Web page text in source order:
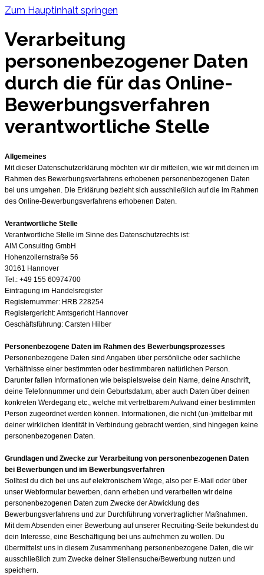
Zum Hauptinhalt springen
Verarbeitung
personenbezogener Daten
durch die für das Online-
Bewerbungsverfahren
verantwortliche Stelle
Allgemeines
Mit dieser Datenschutzerklärung möchten wir dir mitteilen, wie wir mit deinen im
Rahmen des Bewerbungsverfahrens erhobenen personenbezogenen Daten
bei uns umgehen. Die Erklärung bezieht sich ausschließlich auf die im Rahmen
des Online-Bewerbungsverfahrens erhobenen Daten.
Verantwortliche Stelle
Verantwortliche Stelle im Sinne des Datenschutzrechts ist:
AIM Consulting GmbH
Hohenzollernstraße 56
30161 Hannover
Tel.: +49 155 60974700
Eintragung im Handelsregister
Registernummer: HRB 228254
Registergericht: Amtsgericht Hannover
Geschäftsführung: Carsten Hilber
Personenbezogene Daten im Rahmen des Bewerbungsprozesses
Personenbezogene Daten sind Angaben über persönliche oder sachliche
Verhältnisse einer bestimmten oder bestimmbaren natürlichen Person.
Darunter fallen Informationen wie beispielsweise dein Name, deine Anschrift,
deine Telefonnummer und dein Geburtsdatum, aber auch Daten über deinen
konkreten Werdegang etc., welche mit vertretbarem Aufwand einer bestimmten
Person zugeordnet werden können. Informationen, die nicht (un-)mittelbar mit
deiner wirklichen Identität in Verbindung gebracht werden, sind hingegen keine
personenbezogenen Daten.
Grundlagen und Zwecke zur Verarbeitung von personenbezogenen Daten
bei Bewerbungen und im Bewerbungsverfahren
Solltest du dich bei uns auf elektronischem Wege, also per E-Mail oder über
unser Webformular bewerben, dann erheben und verarbeiten wir deine
personenbezogenen Daten zum Zwecke der Abwicklung des
Bewerbungsverfahrens und zur Durchführung vorvertraglicher Maßnahmen.
Mit dem Absenden einer Bewerbung auf unserer Recruiting-Seite bekundest du
dein Interesse, eine Beschäftigung bei uns aufnehmen zu wollen. Du
übermittelst uns in diesem Zusammenhang personenbezogene Daten, die wir
ausschließlich zum Zwecke deiner Stellensuche/Bewerbung nutzen und
speichern.